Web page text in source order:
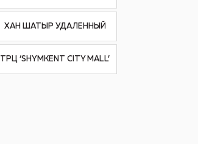
ХАН ШАТЫР УДАЛЕННЫЙ
ТРЦ ‘SHYMKENT CITY MALL’